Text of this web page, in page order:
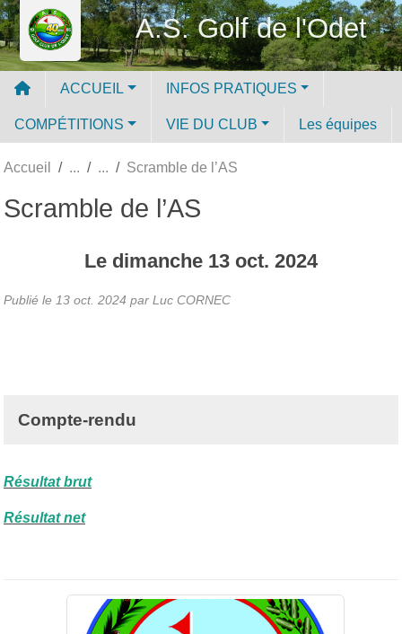
A.S. Golf de l'Odet
ACCUEIL INFOS PRATIQUES
COMPÉTITIONS VIE DU CLUB Les équipes
Accueil Scramble de l’AS
Scramble de l’AS
Le dimanche 13 oct. 2024
Publié le 13 oct. 2024 par Luc CORNEC
Compte-rendu
Résultat brut
Résultat net
Panneau de gestion des cookies